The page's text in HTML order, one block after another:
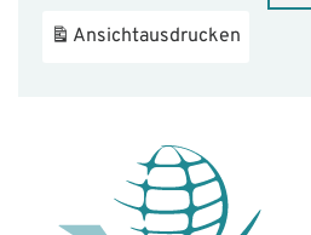
Ansichtausdrucken